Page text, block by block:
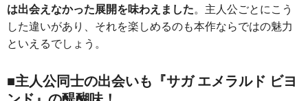
は出会えなかった展開を味わえました。主人公ごとにこう
した違いがあり、それを楽しめるのも本作ならではの魅力
といえるでしょう。
■主人公同士の出会いも『サガ エメラルド ビヨ